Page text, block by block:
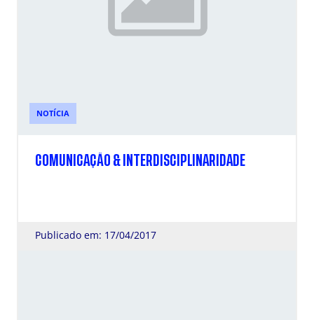
NOTÍCIA
COMUNICAÇÃO & INTERDISCIPLINARIDADE
Publicado em: 17/04/2017